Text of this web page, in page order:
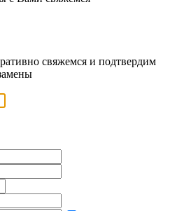
свяжемся и подтвердим